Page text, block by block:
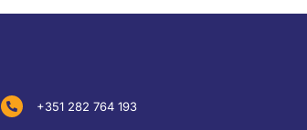
+351 282 764 193